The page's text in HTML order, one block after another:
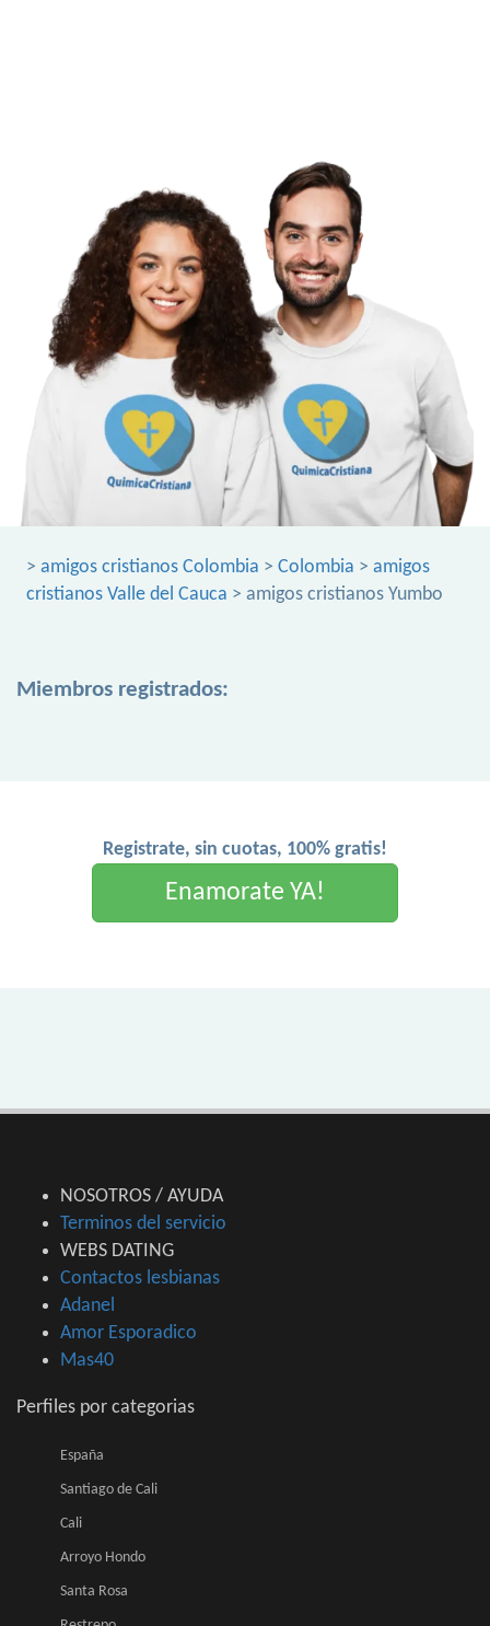
> amigos cristianos Colombia > Colombia > amigos
cristianos Valle del Cauca > amigos cristianos Yumbo
Miembros registrados:
Registrate, sin cuotas, 100% gratis!
Enamorate YA!
NOSOTROS / AYUDA
Terminos del servicio
WEBS DATING
Contactos lesbianas
Adanel
Amor Esporadico
Mas40
Perfiles por categorias
España
Santiago de Cali
Cali
Arroyo Hondo
Santa Rosa